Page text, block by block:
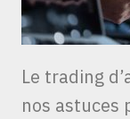
Le trading
nos astuces